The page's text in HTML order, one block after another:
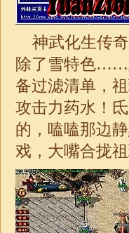
神武化生传奇
除了雪特色……
备过滤清单，
攻击力药水！
的，嗑嗑那边
戏，大嘴合拢祖